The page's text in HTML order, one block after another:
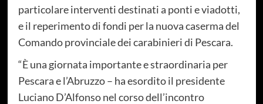
particolare interventi destinati a ponti e viadotti,
e il reperimento di fondi per la nuova caserma del
Comando provinciale dei carabinieri di Pescara.
“È una giornata importante e straordinaria per
Pescara e l’Abruzzo – ha esordito il presidente
Luciano D’Alfonso nel corso dell’incontro